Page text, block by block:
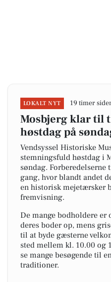
LOKALT NYT 19 timer
Mosbjerg klar til
høstdag på
Vendsyssel Historiske
stemningsfuld høstdag i
søndag.
gang, hvor blandt andet
en historisk mejetærsker
fremvisning.
De mange bodholdere er
deres boder op, mens
til at byde gæsterne
sted mellem kl. 10.00 og
se mange besøgende til
traditioner.